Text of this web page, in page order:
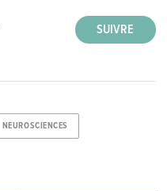
SUIVRE
NEUROSCIENCES